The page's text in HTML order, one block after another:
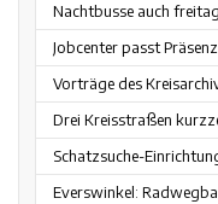
Nachtbusse auch
Jobcenter passt
Vorträge des
Drei Kreisstraßen
Schatzsuche-
Everswinkel: